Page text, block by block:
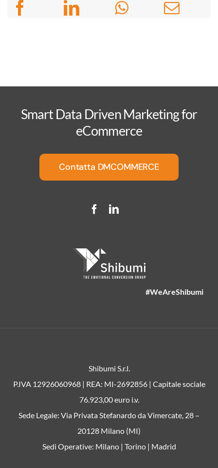
Smart Data Driven Marketing for
eCommerce
Contatta DMCOMMERCE
#WeAreShibumi
Shibumi S.r.l.
P.IVA 12926060968 | REA: MI-2692856 | Capitale sociale
76.923,00 euro i.v.
Sede Legale: Via Privata Stefanardo da Vimercate, 28 –
20128 Milano (MI)
Sedi Operative: Milano | Torino | Madrid